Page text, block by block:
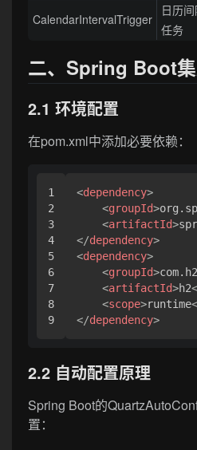
CalendarIntervalTrigger
日历
任务
二、Spring Boot
2.1 环境配置
在pom.xml中添加必要依赖：
1
2
3
4
5
6
7
8
<dependency>
<groupId>
<artifactId>
</dependency>
<dependency>
<groupId>
<artifactId>h2
<scope>runtime
</dependency>
2.2 自动配置原理
Spring Boot的
置：